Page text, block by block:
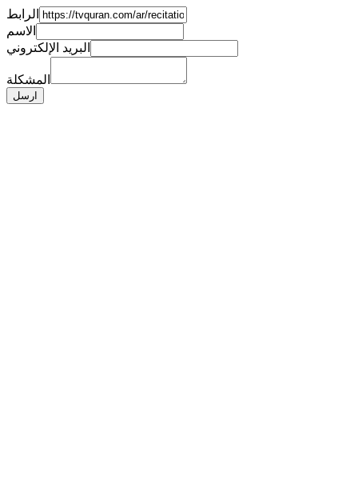
الرابط
الاسم
البريد الإلكتروني
المشكلة
ارسل